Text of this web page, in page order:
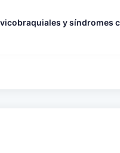
y síndromes